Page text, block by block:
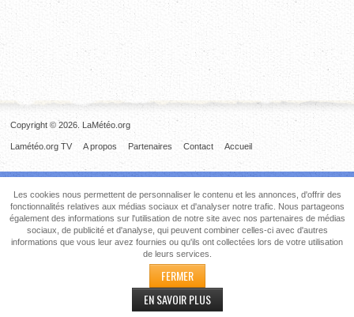
Copyright © 2026. LaMétéo.org
Accueil
Contact
Partenaires
A propos
Lamétéo.org TV
Les cookies nous permettent de personnaliser le contenu et les annonces, d'offrir des
fonctionnalités relatives aux médias sociaux et d'analyser notre trafic. Nous partageons
également des informations sur l'utilisation de notre site avec nos partenaires de médias
sociaux, de publicité et d'analyse, qui peuvent combiner celles-ci avec d'autres
informations que vous leur avez fournies ou qu'ils ont collectées lors de votre utilisation
de leurs services.
FERMER
EN SAVOIR PLUS